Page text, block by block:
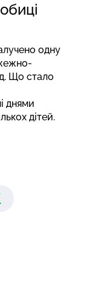
одну
Що стало
днями
дітей.